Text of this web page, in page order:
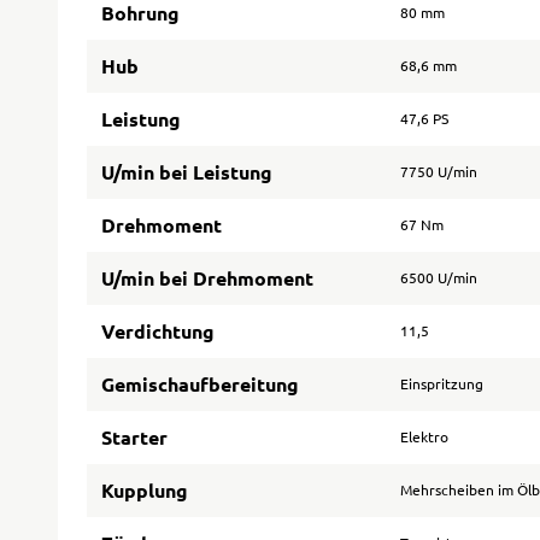
Bohrung 80 mm
Hub 68,6 mm
Leistung 47,6 PS
U/min bei Leistung 7750 U/min
Drehmoment 67 Nm
U/min bei Drehmoment 6500 U/min
Verdichtung 11,5
Gemischaufbereitung Einspritzung
Starter Elektro
Kupplung Mehrscheiben im